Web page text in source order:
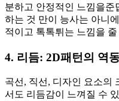
분하고 안정적인 느낌을준
하는 것 만이 능사는 아니
적이고 톡톡튀는 느낌을
4. 리듬: 2D패턴의 역
곡선, 직선, 디자인 요소의
서도 리듬감이 느껴질 수